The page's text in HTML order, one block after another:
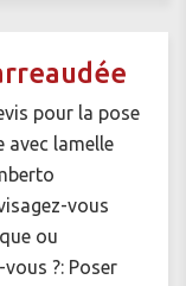
pour la pose
avec lamelle
vous
ou
?: Poser